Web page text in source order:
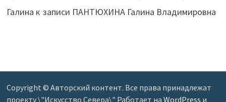
Галина к записи ПАНТЮХИНА Галина Владимировна
Copyright © Авторский контент. Все права принадлежат
проекту \"Искусство Севера\" Работает на WordPress и